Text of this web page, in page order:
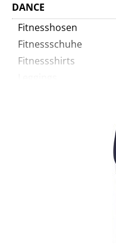
DANCE
Fitnesshosen
Fitnessschuhe
Fitnessshirts